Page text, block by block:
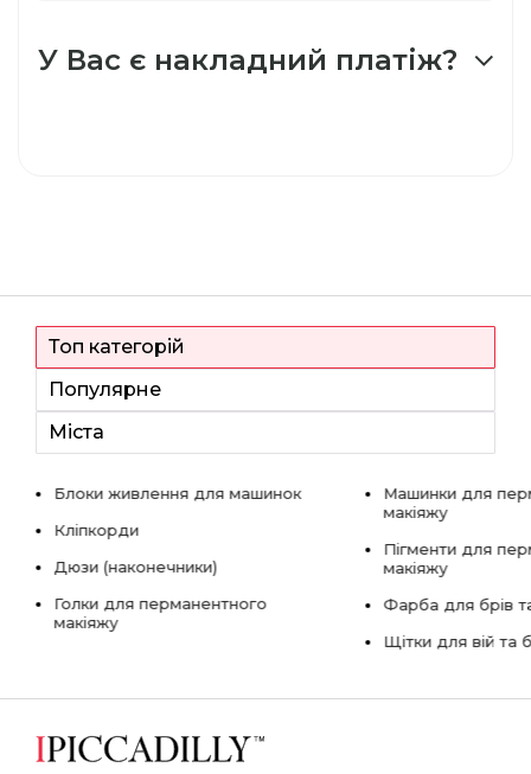
У Вас є накладний платіж?
Топ категорій
Популярне
Міста
Блоки живлення для машинок
Кліпкорди
Дюзи (наконечники)
Голки для перманентного
макіяжу
Машинки для
макіяжу
Пігменти для
макіяжу
Фарба для брів
Щітки для вій та